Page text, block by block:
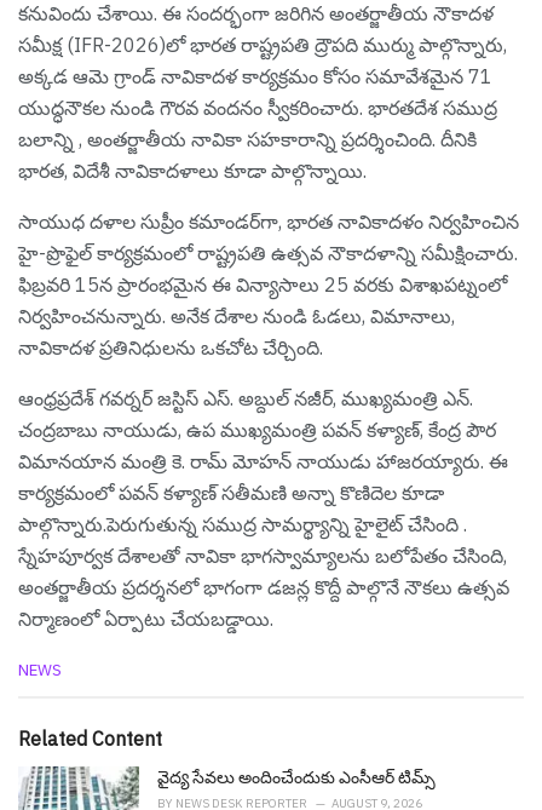
క‌నువిందు చేశాయి. ఈ సంద‌ర్భంగా జ‌రిగిన అంతర్జాతీయ నౌకాదళ
సమీక్ష (IFR-2026)లో భారత రాష్ట్రపతి ద్రౌపది ముర్ము పాల్గొన్నారు,
అక్కడ ఆమె గ్రాండ్ నావికాదళ కార్యక్రమం కోసం సమావేశమైన 71
యుద్ధనౌకల నుండి గౌరవ వందనం స్వీకరించారు. భారతదేశ సముద్ర
బలాన్ని , అంతర్జాతీయ నావికా సహకారాన్ని ప్రదర్శించింది. దీనికి
భారత, విదేశీ నావికాదళాలు కూడా పాల్గొన్నాయి.
సాయుధ దళాల సుప్రీం కమాండర్‌గా, భారత నావికాదళం నిర్వహించిన
హై-ప్రొఫైల్ కార్యక్రమంలో రాష్ట్రపతి ఉత్సవ నౌకాదళాన్ని సమీక్షించారు.
ఫిబ్రవరి 15న ప్రారంభ‌మైన ఈ విన్యాసాలు 25 వరకు విశాఖపట్నంలో
నిర్వహించనున్నారు. అనేక దేశాల నుండి ఓడలు, విమానాలు,
నావికాదళ ప్రతినిధులను ఒకచోట చేర్చింది.
ఆంధ్రప్రదేశ్ గవర్నర్ జస్టిస్ ఎస్. అబ్దుల్ నజీర్, ముఖ్యమంత్రి ఎన్.
చంద్రబాబు నాయుడు, ఉప ముఖ్యమంత్రి పవన్ కళ్యాణ్, కేంద్ర పౌర
విమానయాన మంత్రి కె. రామ్ మోహన్ నాయుడు హాజరయ్యారు. ఈ
కార్యక్రమంలో ప‌వ‌న్ క‌ళ్యాణ్ స‌తీమ‌ణి అన్నా కొణిదెల కూడా
పాల్గొన్నారు.పెరుగుతున్న సముద్ర సామర్థ్యాన్ని హైలైట్ చేసింది .
స్నేహపూర్వక దేశాలతో నావికా భాగస్వామ్యాలను బలోపేతం చేసింది,
అంతర్జాతీయ ప్రదర్శనలో భాగంగా డజన్ల కొద్దీ పాల్గొనే నౌకలు ఉత్సవ
నిర్మాణంలో ఏర్పాటు చేయబడ్డాయి.
C
e
o
r
NEWS
Related Content
వైద్య సేవ‌లు అందించేందుకు ఎంసీఆర్ టిమ్స్
BY NEWS DESK REPORTER AUGUST 9, 2026